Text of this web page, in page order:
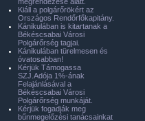
Kiáll a polgárőrökért az
Országos Rendőrfőkapitány.
Kánikulában is kitartanak a
Békéscsabai Városi
Polgárőrség tagjai.
Kánikulában türelmesen és
óvatosabban!
Kérjük Támogassa
SZJ.Adója 1%-ának
Felajánlásával a
Békéscsabai Városi
Polgárőrség munkáját.
Kérjük fogadják meg
bűnmegelőzési tanácsainkat